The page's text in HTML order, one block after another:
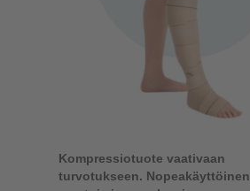
Kompressiotuote vaativaan
turvotukseen.